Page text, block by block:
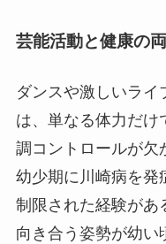
芸能活動と健康の
ダンスや激しいライ
は、単なる体力だけ
調コントロールが欠
幼少期に川崎病を発
制限された経験があ
向き合う姿勢が幼い